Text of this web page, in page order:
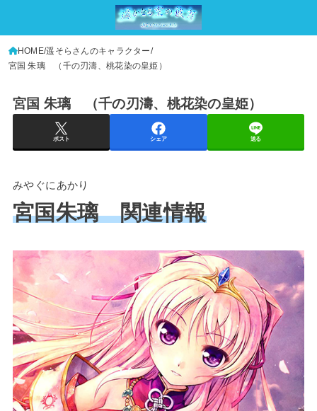
HOME 遥そらさんのキャラクター
宮国 朱璃 （千の刃濤、桃花染の皇姫）
宮国 朱璃 （千の刃濤、桃花染の皇姫）
ポスト シェア 送る
みやぐにあかり
宮国朱璃 関連情報